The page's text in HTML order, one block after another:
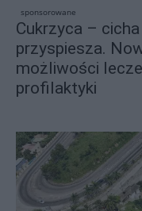
sponsorowane
Cukrzyca –
przyspiesza.
możliwości
profilaktyki